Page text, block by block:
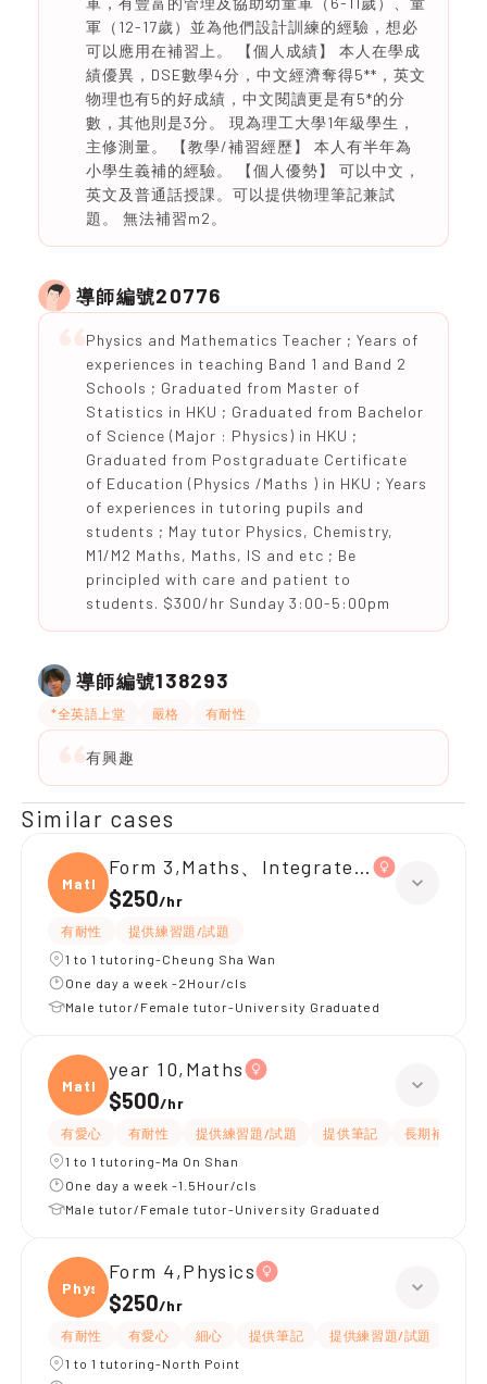
軍（12-17歲）並為他們設計訓練的經驗，想必
可以應用在補習上。 【個人成績】 本人在學成
績優異，DSE數學4分，中文經濟奪得5**，英文
物理也有5的好成績，中文閱讀更是有5*的分
數，其他則是3分。 現為理工大學1年級學生，
主修測量。 【教學/補習經歷】 本人有半年為
小學生義補的經驗。 【個人優勢】 可以中文，
英文及普通話授課。可以提供物理筆記兼試
題。 無法補習m2。
導師編號20776
Physics and Mathematics Teacher ; Years of
experiences in teaching Band 1 and Band 2
Schools ; Graduated from Master of
Statistics in HKU ; Graduated from Bachelor
of Science (Major : Physics) in HKU ;
Graduated from Postgraduate Certificate
of Education (Physics /Maths ) in HKU ; Years
of experiences in tutoring pupils and
students ; May tutor Physics, Chemistry,
M1/M2 Maths, Maths, IS and etc ; Be
principled with care and patient to
students. $300/hr Sunday 3:00-5:00pm
導師編號138293
*全英語上堂 嚴格 有耐性
有興趣
Similar cases
Maths
Form 3,Maths、Integrated Science
$250/hr
有耐性
提供練習題/試題
1 to 1 tutoring-Cheung Sha Wan
One day a week -2Hour/cls
Male tutor/Female tutor-University Graduated
Maths
year 10,Maths
$500/hr
有愛心 有耐性 提供練習題/試題 提供筆記
長期補習
1 to 1 tutoring-Ma On Shan
One day a week -1.5Hour/cls
Male tutor/Female tutor-University Graduated
Physi
Form 4,Physics
$250/hr
有耐性 有愛心 細心 提供筆記 提供練習題/試題
1 to 1 tutoring-North Point